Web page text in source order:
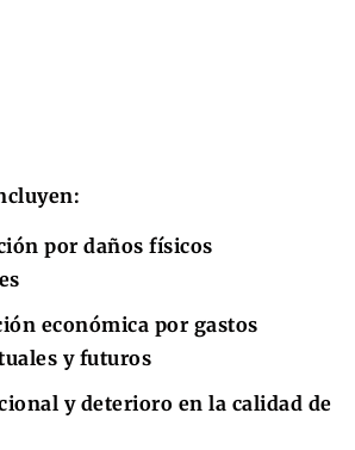
por daños físicos
económica por gastos
y futuros
y deterioro en la calidad de